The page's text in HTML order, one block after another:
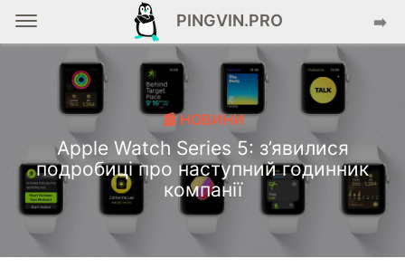
PINGVIN.PRO ➡️
📰 НОВИНИ
Apple Watch Series 5: з’явилися
подробиці про наступний годинник
компанії